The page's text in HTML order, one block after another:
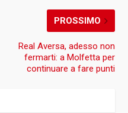
PROSSIMO
Real Aversa, adesso non
fermarti: a Molfetta per
continuare a fare punti